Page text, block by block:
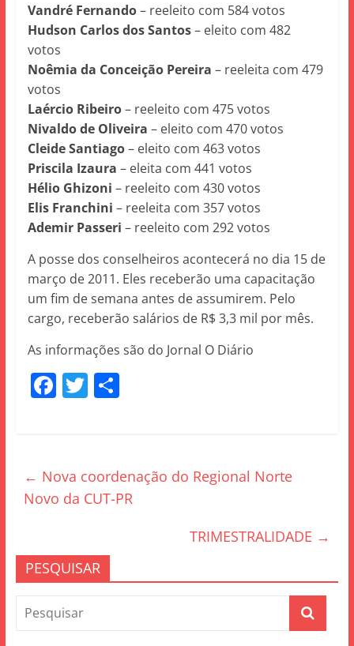
Vandré Fernando– reeleito com 584 votos
Hudson Carlos dos Santos– eleito com 482
votos
Noêmia da Conceição Pereira – reeleita com 479
votos
Laércio Ribeiro– reeleito com 475 votos
Nivaldo de Oliveira – eleito com 470 votos
Cleide Santiago– eleito com 463 votos
Priscila Izaura – eleita com 441 votos
Hélio Ghizoni – reeleito com 430 votos
Elis Franchini – reeleita com 357 votos
Ademir Passeri – reeleito com 292 votos
A posse dos conselheiros acontecerá no dia 15 de
março de 2011. Eles receberão uma capacitação
um fim de semana antes de assumirem. Pelo
cargo, receberão salários de R$ 3,3 mil por mês.
As informações são do Jornal O Diário
F
b
o
k
T S
← Nova coordenação do Regional Norte
Novo da CUT-PR
TRIMESTRALIDADE →
PESQUISAR